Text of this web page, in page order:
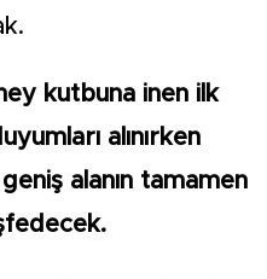
kutbuna inen ilk
alınırken
alanın tamamen